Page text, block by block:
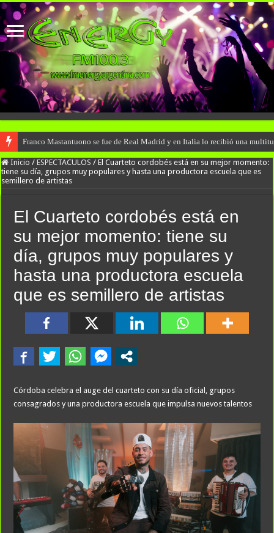
Franco Mastantuono se fue de Real Madrid y en Italia lo recibió una
Inicio / ESPECTACULOS / El Cuarteto cordobés está en su mejor momento:
tiene su día, grupos muy populares y hasta una productora escuela que es
semillero de artistas
El Cuarteto cordobés está en
su mejor momento: tiene su
día, grupos muy populares y
hasta una productora escuela
que es semillero de artistas
Córdoba celebra el auge del cuarteto con su día oficial, grupos
consagrados y una productora escuela que impulsa nuevos talentos